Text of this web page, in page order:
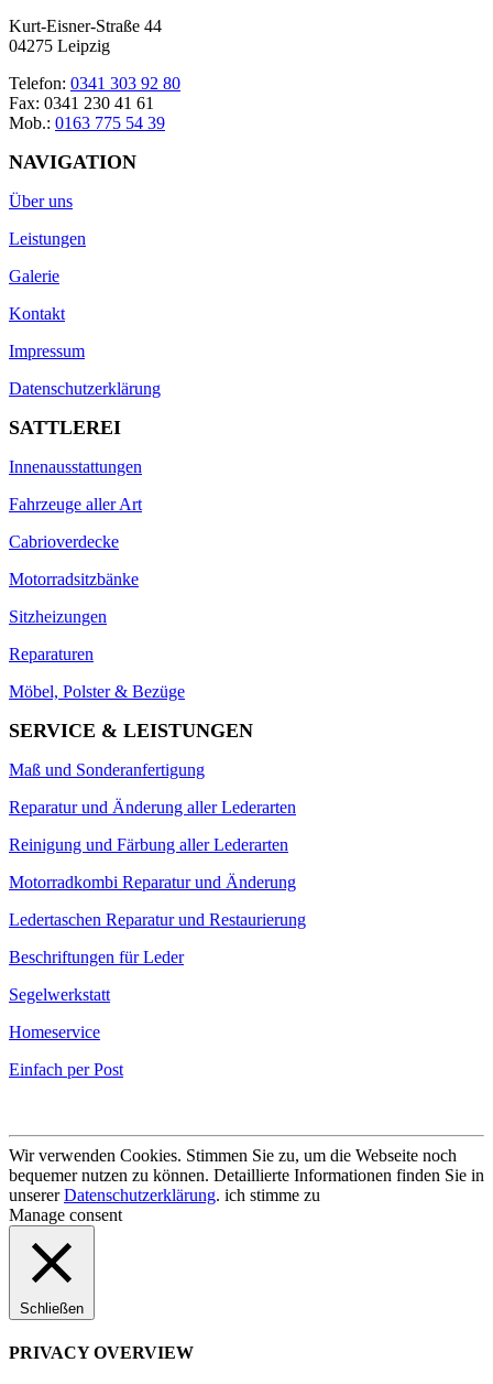
Kurt-Eisner-Straße 44
04275 Leipzig
Telefon: 0341 303 92 80
Fax: 0341 230 41 61
Mob.: 0163 775 54 39
NAVIGATION
Über uns
Leistungen
Galerie
Kontakt
Impressum
Datenschutzerklärung
SATTLEREI
Innenausstattungen
Fahrzeuge aller Art
Cabrioverdecke
Motorradsitzbänke
Sitzheizungen
Reparaturen
Möbel, Polster & Bezüge
SERVICE & LEISTUNGEN
Maß und Sonderanfertigung
Reparatur und Änderung aller Lederarten
Reinigung und Färbung aller Lederarten
Motorradkombi Reparatur und Änderung
Ledertaschen Reparatur und Restaurierung
Beschriftungen für Leder
Segelwerkstatt
Homeservice
Einfach per Post
Wir verwenden Cookies. Stimmen Sie zu, um die Webseite noch
bequemer nutzen zu können. Detaillierte Informationen finden Sie in
unsererDatenschutzerklärung. ich stimme zu
Manage consent
Schließen
PRIVACY OVERVIEW